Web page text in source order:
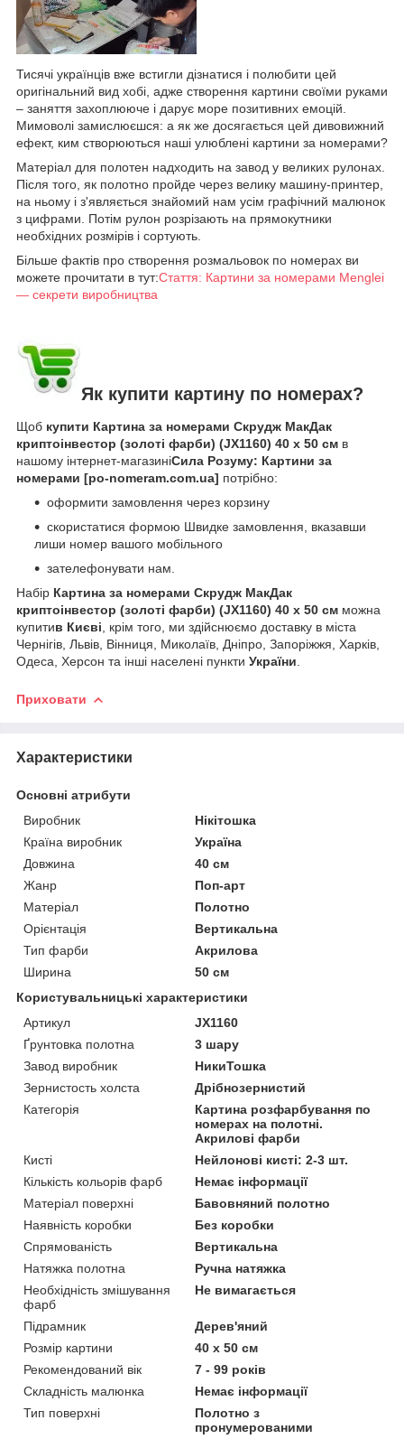
Тисячі українців вже встигли дізнатися і полюбити цей
оригінальний вид хобі, адже створення картини своїми руками
– заняття захоплююче і дарує море позитивних емоцій.
Мимоволі замислюєшся: а як же досягається цей дивовижний
ефект, ким створюються наші улюблені картини за номерами?
Матеріал для полотен надходить на завод у великих рулонах.
Після того, як полотно пройде через велику машину-принтер,
на ньому і з'являється знайомий нам усім графічний малюнок
з цифрами. Потім рулон розрізають на прямокутники
необхідних розмірів і сортують.
Більше фактів про створення розмальовок по номерах ви
можете прочитати в тут:Стаття: Картини за номерами Menglei
— секрети виробництва
Як купити картину по номерах?
Щоб купити Картина за номерами Скрудж МакДак
криптоінвестор (золоті фарби) (JX1160) 40 х 50 см в
нашому інтернет-магазиніСила Розуму: Картини за
номерами [po-nomeram.com.ua] потрібно:
оформити замовлення через корзину
скористатися формою Швидке замовлення, вказавши
лиши номер вашого мобільного
зателефонувати нам.
Набір Картина за номерами Скрудж МакДак
криптоінвестор (золоті фарби) (JX1160) 40 х 50 см можна
купитив Києві , крім того, ми здійснюємо доставку в міста
Чернігів, Львів, Вінниця, Миколаїв, Дніпро, Запоріжжя, Харків,
Одеса, Херсон та інші населені пункти України
Приховати
Характеристики
Основні атрибути
Виробник
Нікітошка
Країна виробник
Україна
Довжина
40 см
Жанр
Поп-арт
Матеріал
Полотно
Орієнтація
Вертикальна
Тип фарби
Акрилова
Ширина
50 см
Користувальницькі характеристики
Артикул
JX1160
Ґрунтовка полотна
3 шару
Завод виробник
НикиТошка
Зернистость холста
Дрібнозернистий
Категорія
Картина розфарбування по
номерах на полотні.
Акрилові фарби
Кисті
Нейлонові кисті: 2-3 шт.
Кількість кольорів фарб
Немає інформації
Матеріал поверхні
Бавовняний полотно
Наявність коробки
Без коробки
Спрямованість
Вертикальна
Натяжка полотна
Ручна натяжка
Необхідність змішування
фарб
Не вимагається
Підрамник
Дерев'яний
Розмір картини
40 х 50 см
Рекомендований вік
7 - 99 років
Складність малюнка
Немає інформації
Тип поверхні
Полотно з
пронумерованими